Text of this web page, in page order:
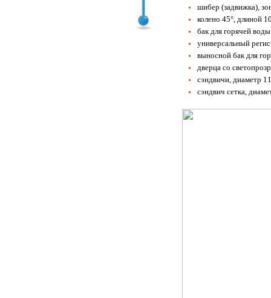
шибер (задвижка),
колено 45°, длиной
бак для горячей
универсальный
выносной бак для
дверца со
сэндвичи, диаметр
сэндвич сетка,